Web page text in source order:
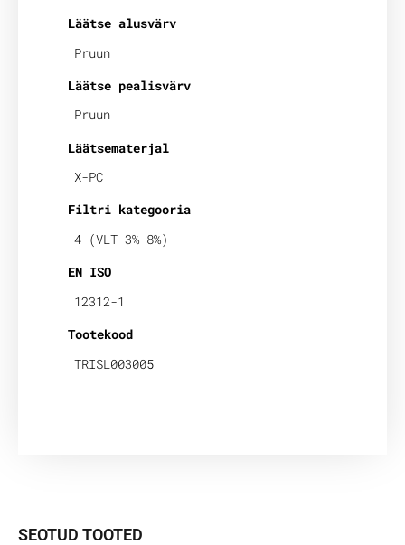
Läätse alusvärv
Pruun
Läätse pealisvärv
Pruun
Läätsematerjal
X-PC
Filtri kategooria
4 (VLT 3%-8%)
EN ISO
12312-1
Tootekood
TRISL003005
SEOTUD TOOTED